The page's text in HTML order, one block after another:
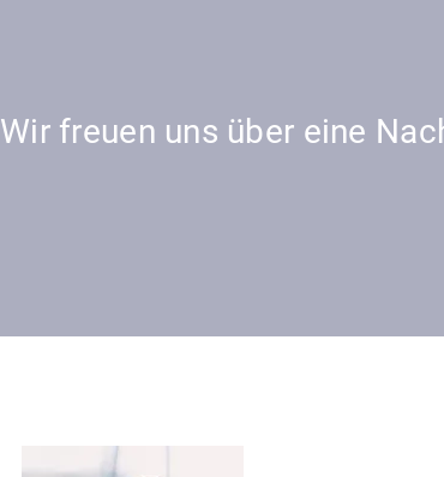
Wir freuen uns über eine